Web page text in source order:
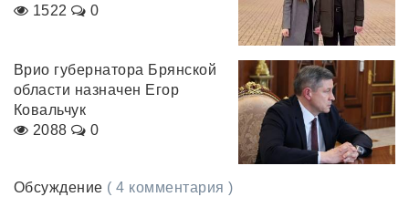
1522
0
Врио губернатора Брянской
области назначен Егор
Ковальчук
2088
0
Обсуждение ( 4 комментария )